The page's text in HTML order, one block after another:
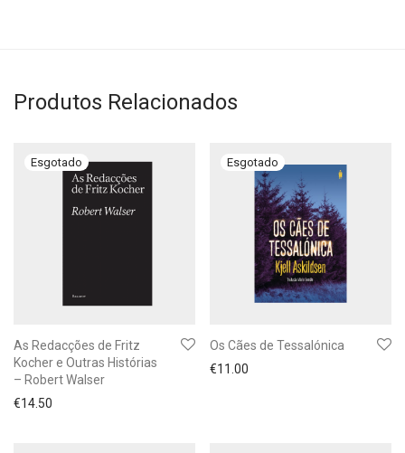
Produtos Relacionados
As Redacções de Fritz
Kocher e Outras Histórias
– Robert Walser
€14.50
Os Cães de Tessalónica
€11.00